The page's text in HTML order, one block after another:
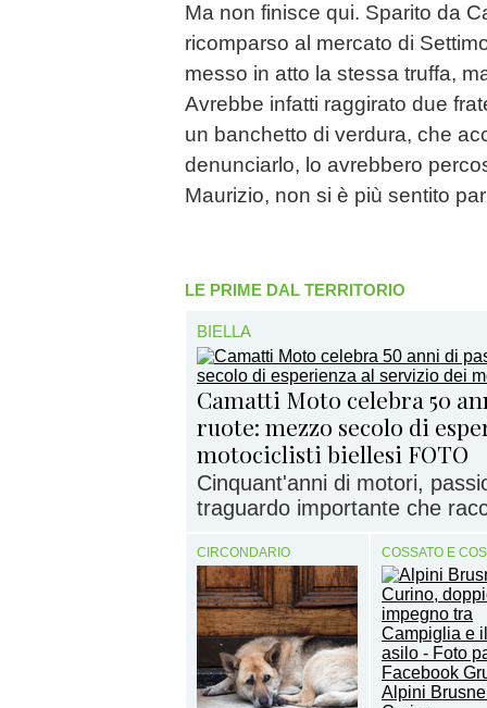
Ma non finisce qui. Sparito da
ricomparso al mercato di
messo in atto la stessa truffa,
Avrebbe infatti raggirato due
un banchetto di verdura, che
denunciarlo, lo avrebbero
Maurizio, non si è più sentito
LE PRIME DAL TERRITORIO
BIELLA
Camatti Moto celebra 50
ruote: mezzo secolo di
motociclisti biellesi FOTO
Cinquant'anni di motori,
traguardo importante che
CIRCONDARIO COSSATO E